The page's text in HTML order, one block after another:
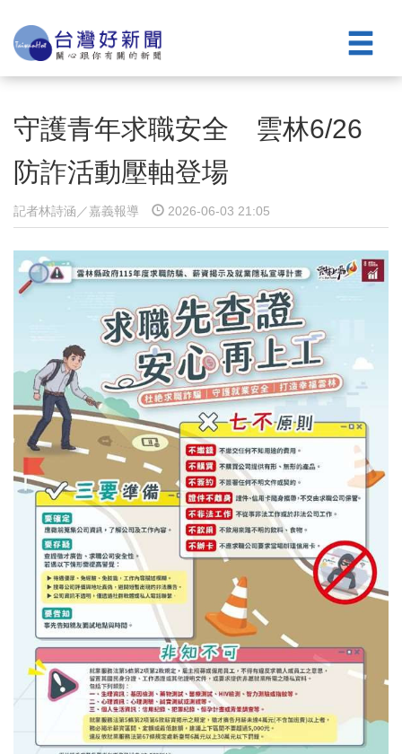
守護青年求職安全 雲林6/26
防詐活動壓軸登場
記者林詩涵／嘉義報導 2026-06-03 21:05